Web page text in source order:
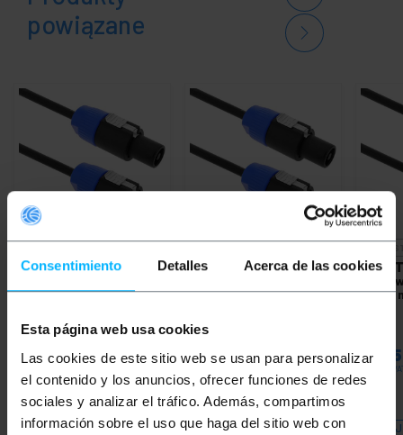
Consentimiento Detalles Acerca de las cookies
Esta página web usa cookies
Las cookies de este sitio web se usan para personalizar
el contenido y los anuncios, ofrecer funciones de redes
sociales y analizar el tráfico. Además, compartimos
información sobre el uso que haga del sitio web con
powiązane
BEMATIKGłośniki
2x2,5 mm 15GA 10 m
43,72€ 39,43€
DAJ MI ZNAĆ, KIEDY
BEMATIKGłośniki
2x2,5 mm 15GA 40 m
103,31€ 87,14€
REF:
DAJ MI ZNAĆ, KIEDY
2x2,5